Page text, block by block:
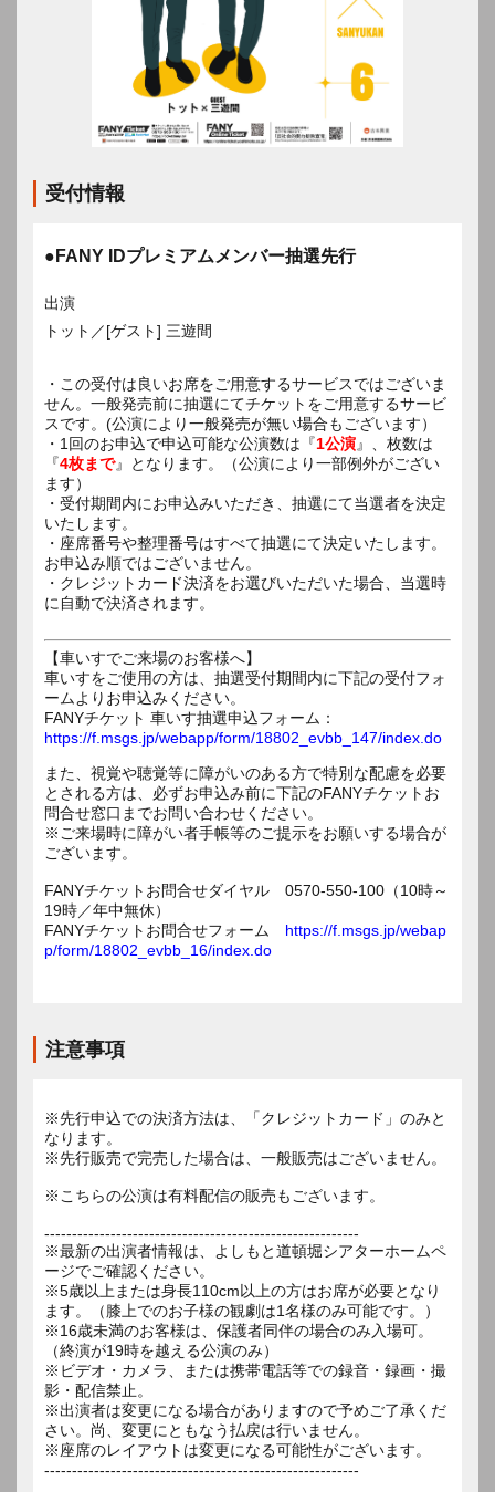
受付情報
●FANY IDプレミアムメンバー抽選先行
出演
トット／[ゲスト] 三遊間
・この受付は良いお席をご用意するサービスではございま
せん。一般発売前に抽選にてチケットをご用意するサービ
スです。(公演により一般発売が無い場合もございます）
・1回のお申込で申込可能な公演数は『1公演』、枚数は
『4枚まで』となります。（公演により一部例外がござい
ます）
・受付期間内にお申込みいただき、抽選にて当選者を決定
いたします。
・座席番号や整理番号はすべて抽選にて決定いたします。
お申込み順ではございません。
・クレジットカード決済をお選びいただいた場合、当選時
に自動で決済されます。
【車いすでご来場のお客様へ】
車いすをご使用の方は、抽選受付期間内に下記の受付フォ
ームよりお申込みください。
FANYチケット 車いす抽選申込フォーム：
https://f.msgs.jp/webapp/form/18802_evbb_147/index.do
また、視覚や聴覚等に障がいのある方で特別な配慮を必要
とされる方は、必ずお申込み前に下記のFANYチケットお
問合せ窓口までお問い合わせください。
※ご来場時に障がい者手帳等のご提示をお願いする場合が
ございます。
FANYチケットお問合せダイヤル 0570-550-100（10時～
19時／年中無休）
FANYチケットお問合せフォーム https://f.msgs.jp/webap
p/form/18802_evbb_16/index.do
注意事項
※先行申込での決済方法は、「クレジットカード」のみと
なります。
※先行販売で完売した場合は、一般販売はございません。
※こちらの公演は有料配信の販売もございます。
---------------------------------------------------------
※最新の出演者情報は、よしもと道頓堀シアターホームペ
ージでご確認ください。
※5歳以上または身長110cm以上の方はお席が必要となり
ます。（膝上でのお子様の観劇は1名様のみ可能です。）
※16歳未満のお客様は、保護者同伴の場合のみ入場可。
（終演が19時を越える公演のみ）
※ビデオ・カメラ、または携帯電話等での録音・録画・撮
影・配信禁止。
※出演者は変更になる場合がありますので予めご了承くだ
さい。尚、変更にともなう払戻は行いません。
※座席のレイアウトは変更になる可能性がございます。
---------------------------------------------------------